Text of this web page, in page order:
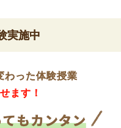
実施中
わった体験授業
ます！